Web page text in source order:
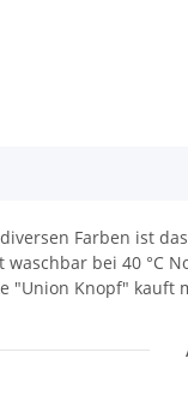
Farben ist
bei 40 °C
"Union Knopf"